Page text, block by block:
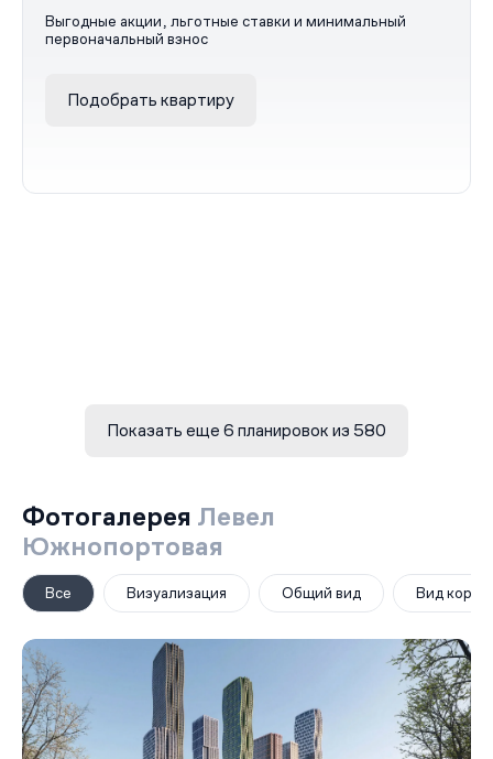
Выгодные акции, льготные ставки и минимальный
первоначальный взнос
Подобрать квартиру
Показать еще 6 планировок из 580
Фотогалерея Левел
Южнопортовая
Все Визуализация Общий вид Вид